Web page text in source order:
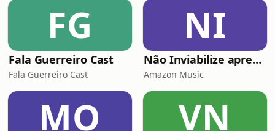
FG
Fala Guerreiro Cast
Fala Guerreiro Cast
NI
Não Inviabilize apresenta: Histórias da Firma
Amazon Music
MO VN